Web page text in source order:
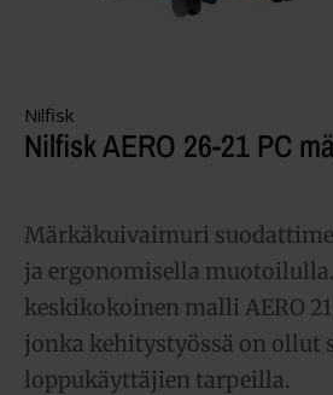
Nilfisk
Nilfisk AERO 26-21 PC
Märkäkuivaimuri
ja ergonomisella muotoilulla.
keskikokoinen malli AERO
jonka kehitystyössä on ollut
loppukäyttäjien tarpeilla.